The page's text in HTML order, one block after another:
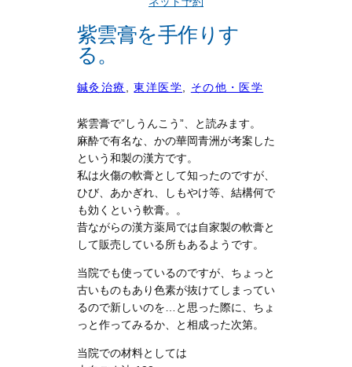
紫雲膏を手作りす
る。
鍼灸治療 , 東洋医学 その他・医学
紫雲膏で”しうんこう”、と読みます。
麻酔で有名な、かの華岡青洲が考案した
という和製の漢方です。
私は火傷の軟膏として知ったのですが、
ひび、あかぎれ、しもやけ等、結構何で
も効くという軟膏。。
昔ながらの漢方薬局では自家製の軟膏と
して販売している所もあるようです。
当院でも使っているのですが、ちょっと
古いものもあり色素が抜けてしまってい
るので新しいのを…と思った際に、ちょ
っと作ってみるか、と相成った次第。
当院での材料としては